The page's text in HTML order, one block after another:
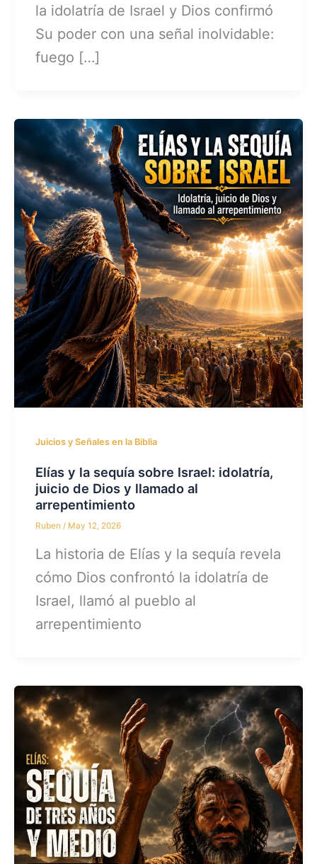
la idolatría de Israel y Dios confirmó
Su poder con una señal inolvidable:
fuego […]
Juicios y Señales en la Biblia
Elías y la sequía sobre Israel: idolatría,
juicio de Dios y llamado al
arrepentimiento
Ruben/ May 12, 2026
La historia de Elías y la sequía revela
cómo Dios confrontó la idolatría de
Israel, llamó al pueblo al
arrepentimiento